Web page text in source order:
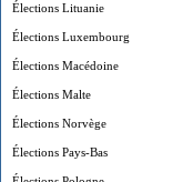
Élections Lituanie
Élections Luxembourg
Élections Macédoine
Élections Malte
Élections Norvège
Élections Pays-Bas